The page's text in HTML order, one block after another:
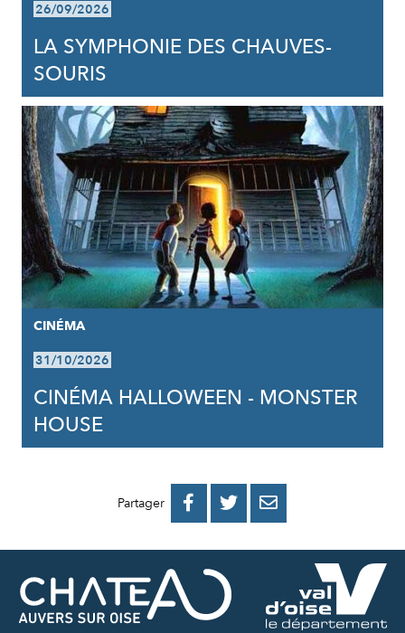
26/09/2026
LA SYMPHONIE DES CHAUVES-
SOURIS
CINÉMA
31/10/2026
CINÉMA HALLOWEEN - MONSTER
HOUSE
Partager 
PARTAGER
FACEBOOK
PARTAGER
PARTAGER
MAIL